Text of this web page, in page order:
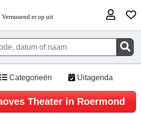
Categorieën Uitagenda
Theater in Roermond